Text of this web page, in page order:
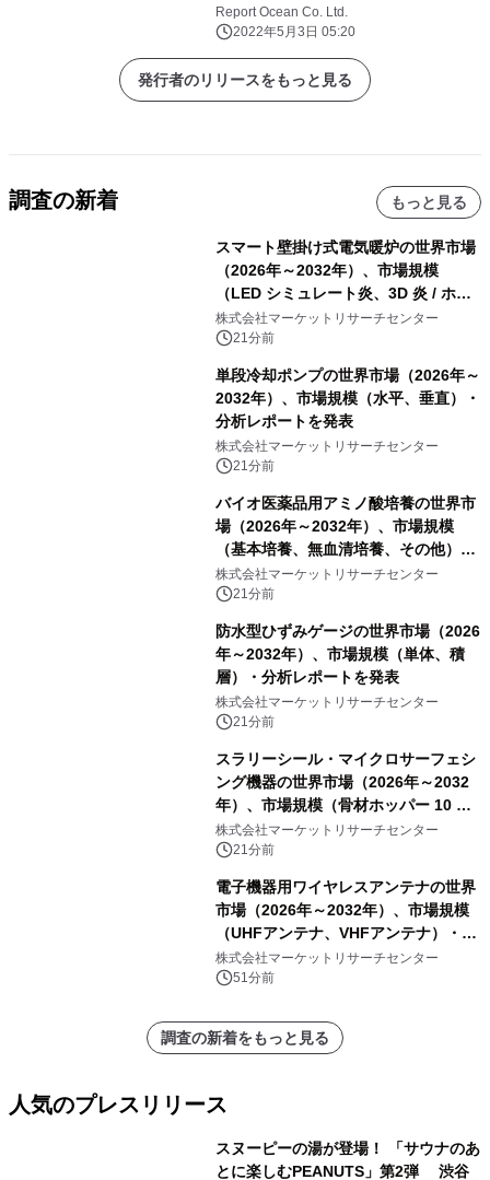
と予測される
Report Ocean Co. Ltd.
2022年5月3日 05:20
発行者のリリースをもっと見る
調査の新着 もっと見る
スマート壁掛け式電気暖炉の世界市場
（2026年～2032年）、市場規模
（LED シミュレート炎、3D 炎 / ホロ
グラフィック効果、水ミスト炎）・分
析レポートを発表
株式会社マーケットリサーチセンター
21分前
単段冷却ポンプの世界市場（2026年～
2032年）、市場規模（水平、垂直）・
分析レポートを発表
株式会社マーケットリサーチセンター
21分前
バイオ医薬品用アミノ酸培養の世界市
場（2026年～2032年）、市場規模
（基本培養、無血清培養、その他）・
分析レポートを発表
株式会社マーケットリサーチセンター
21分前
防水型ひずみゲージの世界市場（2026
年～2032年）、市場規模（単体、積
層）・分析レポートを発表
株式会社マーケットリサーチセンター
21分前
スラリーシール・マイクロサーフェシ
ング機器の世界市場（2026年～2032
年）、市場規模（骨材ホッパー 10 m³
以下、骨材ホッパー 10 m³～12 m³、
骨材ホッパー 12 m³以上）・分析レポ
株式会社マーケットリサーチセンター
21分前
電子機器用ワイヤレスアンテナの世界
市場（2026年～2032年）、市場規模
（UHFアンテナ、VHFアンテナ）・分
析レポートを発表
株式会社マーケットリサーチセンター
51分前
調査の新着をもっと見る
人気のプレスリリース
スヌーピーの湯が登場！ 「サウナのあ
とに楽しむPEANUTS」第2弾 渋谷